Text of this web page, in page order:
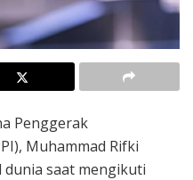
Penggerak
Muhammad Rifki
dunia saat mengikuti